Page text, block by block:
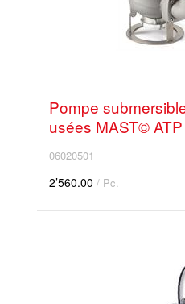
Pompe
usées MAST©
06020501
2’560.00 / Pc.